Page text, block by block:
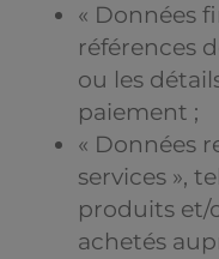
« Données
références
ou les
paiement ;
« Données
services »,
produits et/
achetés